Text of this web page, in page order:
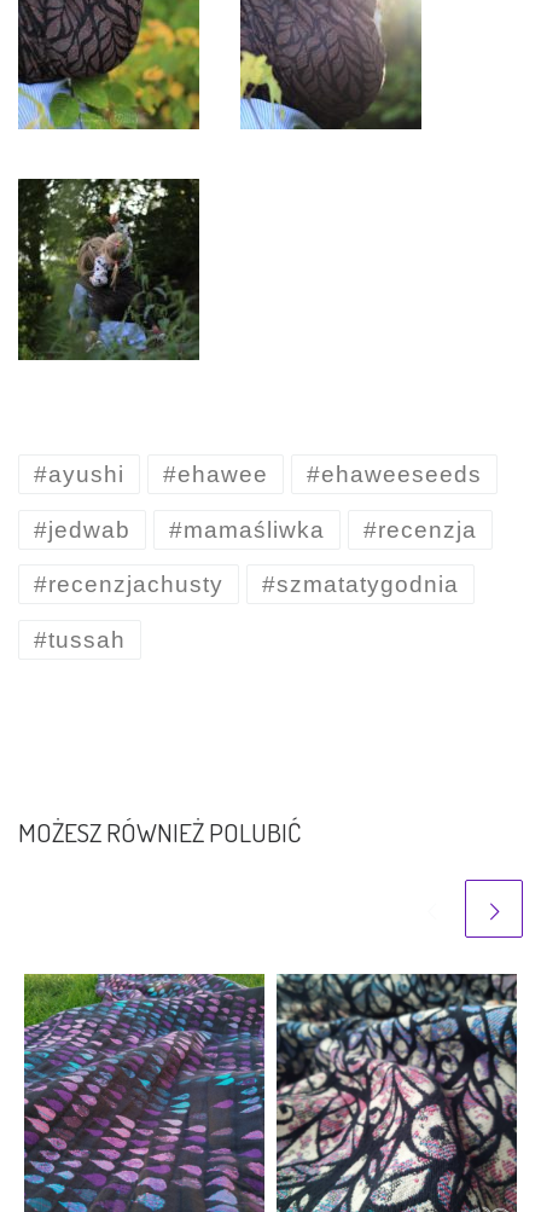
#ayushi #ehawee #ehaweeseeds
#jedwab #mamaśliwka #recenzja
#recenzjachusty #szmatatygodnia
#tussah
MOŻESZ RÓWNIEŻ POLUBIĆ